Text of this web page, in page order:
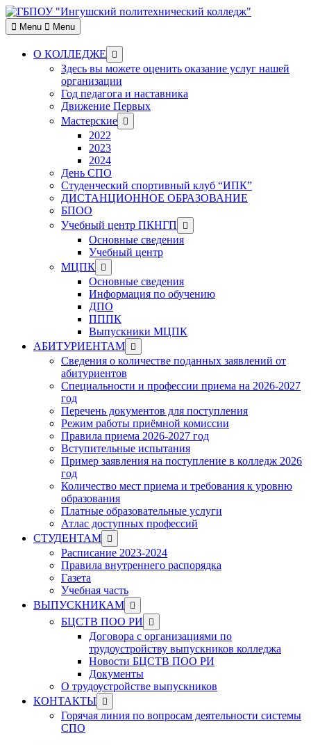
Skip
to
content
Menu Menu
О КОЛЛЕДЖЕ
Show
sub
menu
Здесь вы можете оценить оказание услуг нашей
организации
Год педагога и наставника
Движение Первых
Мастерские Show
sub
2022
2023
2024
День СПО
Студенческий спортивный клуб “ИПК”
ДИСТАНЦИОННОЕ ОБРАЗОВАНИЕ
БПОО
Учебный центр ПКНГП
Show
sub
menu
Основные сведения
Учебный центр
МЦПК Show
sub
menu
Основные сведения
Информация по обучению
ДПО
ПППК
Выпускники МЦПК
АБИТУРИЕНТАМ Show
sub
menu
Сведения о количестве поданных заявлений от
абитуриентов
Специальности и профессии приема на 2026-2027
год
Перечень документов для поступления
Режим работы приёмной комиссии
Правила приема 2026-2027 год
Вступительные испытания
Пример заявления на поступление в колледж 2026
год
Количество мест приема и требования к уровню
образования
Платные образовательные услуги
Атлас доступных профессий
СТУДЕНТАМ Show
sub
menu
Расписание 2023-2024
Правила внутреннего распорядка
Газета
Учебная часть
ВЫПУСКНИКАМ Show
sub
menu
БЦСТВ ПОО РИ
Show
sub
menu
Договора с организациями по
трудоустройству выпускников колледжа
Новости БЦСТВ ПОО РИ
Документы
О трудоустройстве выпускников
КОНТАКТЫ Show
sub
menu
Горячая линия по вопросам деятельности системы
СПО